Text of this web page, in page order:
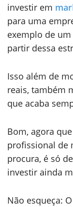
investir em
para uma
exemplo de
partir dessa
Isso além de
reais, também
que acaba
Bom, agora
profissional de
procura, é só
investir ainda
Não esqueça: